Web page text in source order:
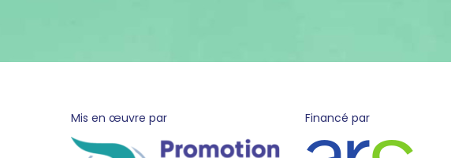
pied
de
Mis en œuvre par Financé par